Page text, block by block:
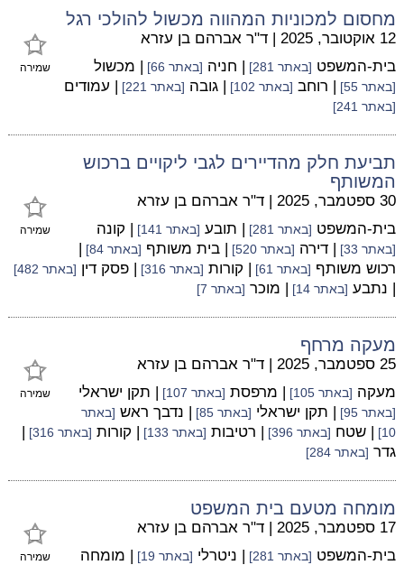
מחסום למכוניות המהווה מכשול להולכי רגל
שמירה
12 אוקטובר, 2025 | ד"ר אברהם בן עזרא
בית-המשפט [באתר 281] | חניה [באתר 66] | מכשול
[באתר 55] | רוחב [באתר 102] | גובה [באתר 221] | עמודים
[באתר 241]
תביעת חלק מהדיירים לגבי ליקויים ברכוש
המשותף
שמירה
30 ספטמבר, 2025 | ד"ר אברהם בן עזרא
בית-המשפט [באתר 281] | תובע [באתר 141] | קונה
[באתר 33] | דירה [באתר 520] | בית משותף [באתר 84]
|
רכוש משותף [באתר 61] | קורות [באתר 316] | פסק דין [באתר 482]
| נתבע [באתר 14] | מוכר [באתר 7]
מעקה מרחף
שמירה
25 ספטמבר, 2025 | ד"ר אברהם בן עזרא
מעקה [באתר 105] | מרפסת [באתר 107] | תקן ישראלי
[באתר 95] | תקן ישראלי [באתר 85] | נדבך ראש [באתר
10]
| שטח [באתר 396] | רטיבות [באתר 133] | קורות [באתר 316]
|
גדר [באתר 284]
מומחה מטעם בית המשפט
שמירה
17 ספטמבר, 2025 | ד"ר אברהם בן עזרא
בית-המשפט [באתר 281] | ניטרלי [באתר 19] | מומחה